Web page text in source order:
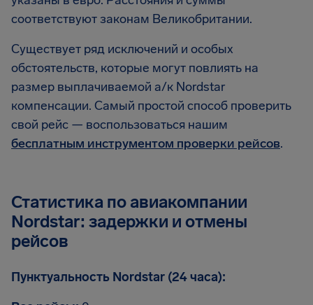
соответствуют законам Великобритании.
Существует ряд исключений и особых
обстоятельств, которые могут повлиять на
размер выплачиваемой а/к Nordstar
компенсации. Самый простой способ проверить
свой рейс — воспользоваться нашим
бесплатным инструментом проверки рейсов.
Статистика по авиакомпании
Nordstar: задержки и отмены
рейсов
Пунктуальность Nordstar (24 часа):